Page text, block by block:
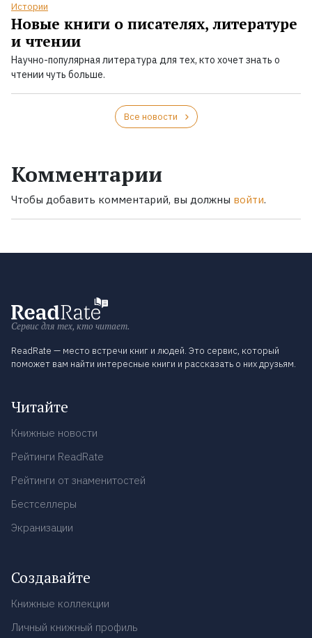
Истории
Новые книги о писателях, литературе
и чтении
Научно-популярная литература для тех, кто хочет знать о
чтении чуть больше.
Все новости
Комментарии
Чтобы добавить комментарий, вы должны войти.
Сервис для тех, кто читает.
ReadRate — место встречи книг и людей. Это сервис, который
поможет вам найти интересные книги и рассказать о них друзьям.
Читайте
Книжные новости
Рейтинги ReadRate
Рейтинги от знаменитостей
Бестселлеры
Экранизации
Создавайте
Книжные коллекции
Личный книжный профиль